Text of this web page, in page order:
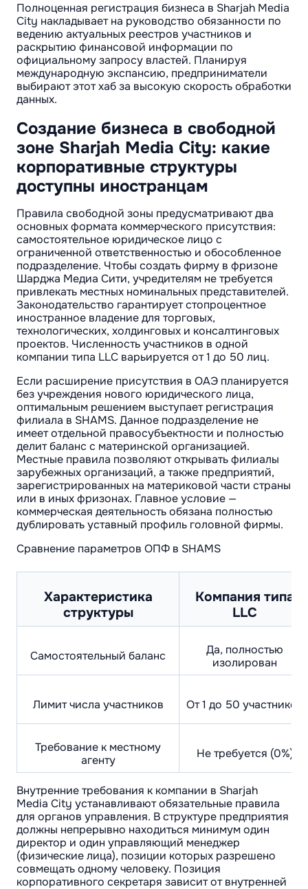
Полноценная регистрация бизнеса в Sharjah Media
City накладывает на руководство обязанности по
ведению актуальных реестров участников и
раскрытию финансовой информации по
официальному запросу властей. Планируя
международную экспансию, предприниматели
выбирают этот хаб за высокую скорость обработки
данных.
Создание бизнеса в свободной
зоне Sharjah Media City: какие
корпоративные структуры
доступны иностранцам
Правила свободной зоны предусматривают два
основных формата коммерческого присутствия:
самостоятельное юридическое лицо с
ограниченной ответственностью и обособленное
подразделение. Чтобы создать фирму в фризоне
Шарджа Медиа Сити, учредителям не требуется
привлекать местных номинальных представителей.
Законодательство гарантирует стопроцентное
иностранное владение для торговых,
технологических, холдинговых и консалтинговых
проектов. Численность участников в одной
компании типа LLC варьируется от 1 до 50 лиц.
Если расширение присутствия в ОАЭ планируется
без учреждения нового юридического лица,
оптимальным решением выступает регистрация
филиала в SHAMS. Данное подразделение не
имеет отдельной правосубъектности и полностью
делит баланс с материнской организацией.
Местные правила позволяют открывать филиалы
зарубежных организаций, а также предприятий,
зарегистрированных на материковой части страны
или в иных фризонах. Главное условие —
коммерческая деятельность обязана полностью
дублировать уставный профиль головной фирмы.
Сравнение параметров ОПФ в SHAMS
Характеристика
структуры
Компания типа
LLC
Самостоятельный баланс
Да, полностью
изолирован
Лимит числа участников От 1 до 50 участников
Требование к местному
агенту
Не требуется (0%)
Внутренние требования к компании в Sharjah
Media City устанавливают обязательные правила
для органов управления. В структуре предприятия
должны непрерывно находиться минимум один
директор и один управляющий менеджер
(физические лица), позиции которых разрешено
совмещать одному человеку. Позиция
корпоративного секретаря зависит от внутренней